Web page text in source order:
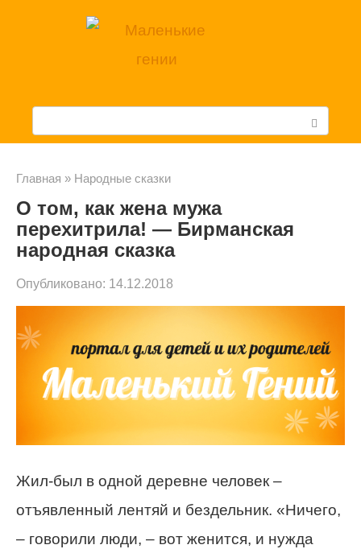
с
к
Главная » Народные сказки
О том, как жена мужа
перехитрила! — Бирманская
народная сказка
Опубликовано: 14.12.2018
Жил-был в одной деревне человек –
отъявленный лентяй и бездельник. «Ничего,
– говорили люди, – вот женится, и нужда